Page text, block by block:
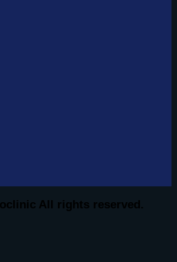
All rights reserved.